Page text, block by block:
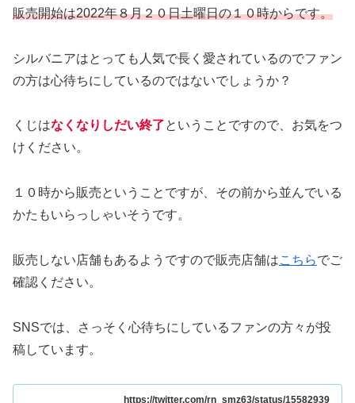
販売開始は2022年８月２０日土曜日の１０時からです。
シルバニアはとっても人気で長く愛されているのでファン
の方は心待ちにしているのではないでしょうか？
くじはなくなりしだい終了ということですので、お気をつ
けください。
１０時から販売ということですが、その前から並んでいる
かたもいらっしゃいそうです。
販売しない店舗もあるようですので販売店舗はこちらでご
確認ください。
SNSでは、さっそく心待ちにしているファンの方々が投
稿しています。
https://twitter.com/rn_smz63/status/15582939